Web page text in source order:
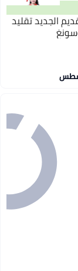
الجديد تقليد